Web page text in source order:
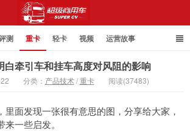
测 重卡 轻卡 视频 运营故事
白牵引车和挂车高度对风阻的影响
分类： 产品技术/重卡 阅读(37483)
里面发现一张很有意思的图，分享给大家，
一些启发。